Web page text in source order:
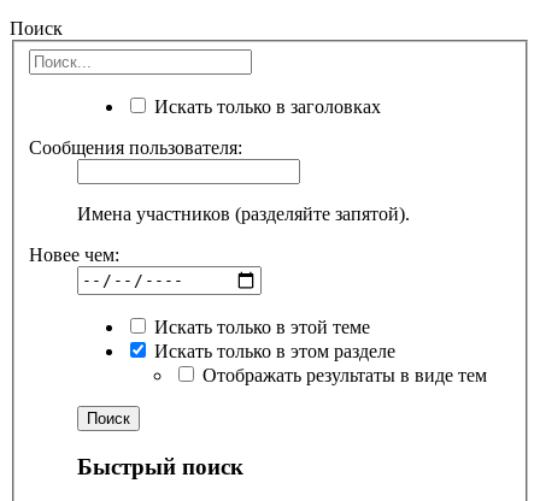
Поиск
Искать только в заголовках
Сообщения пользователя:
Имена участников (разделяйте запятой).
Новее чем:
Искать только в этой теме
Искать только в этом разделе
Отображать результаты в виде тем
Быстрый поиск